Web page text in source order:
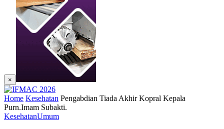
×
Home Kesehatan Pengabdian Tiada Akhir Kopral Kepala
Purn.Imam Subakti.
KesehatanUmum